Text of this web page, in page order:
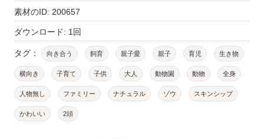
素材のID: 200657
ダウンロード: 1回
タグ： 向き合う 飼育 親子愛 親子 育児 生き物
横向き 子育て 子供 大人 動物園 動物 全身
人物無し ファミリー ナチュラル ゾウ スキンシップ
かわいい 2頭